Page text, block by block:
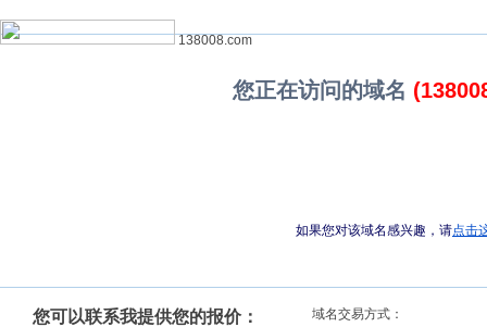
138008.com
您正在访问的域名
如果您对该域名感兴趣，请点击
您可以联系我提供您的报价： 域名交易方式：